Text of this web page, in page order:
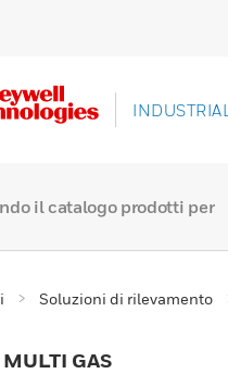
il catalogo prodotti per
Soluzioni di rilevamento
MULTI GAS